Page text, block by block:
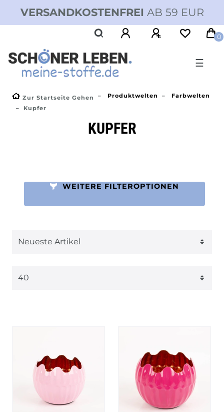
VERSANDKOSTENFREI AB 59 EUR
0
☰
Zur Startseite Gehen Produktwelten
Farbwelten
Kupfer
KUPFER
WEITERE FILTEROPTIONEN